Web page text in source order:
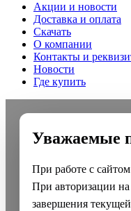
Акции и новости
Доставка и оплата
Скачать
О компании
Контакты и
Новости
Где купить
Уважаемые
При работе с
При авторизации
завершения